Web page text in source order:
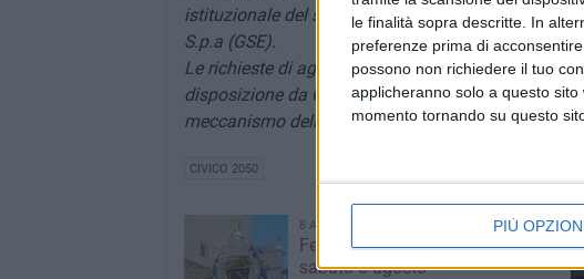
le finalità sopra descritte. In
preferenze prima di
possono non richiedere il tuo
applicheranno solo a questo
momento tornando su questo
PIÙ
istituzionale del soggetto gestore incaricato dal
S.p.a (GSE).
Le richieste di agevolazione andranno inviate
disposizione da GSE e saranno accolte secondo
meccanismo della procedura a sportello».
CIVICO 2050
8 AGOSTO 2026
Festa Maggiore, il programma di
sabato 8 agosto